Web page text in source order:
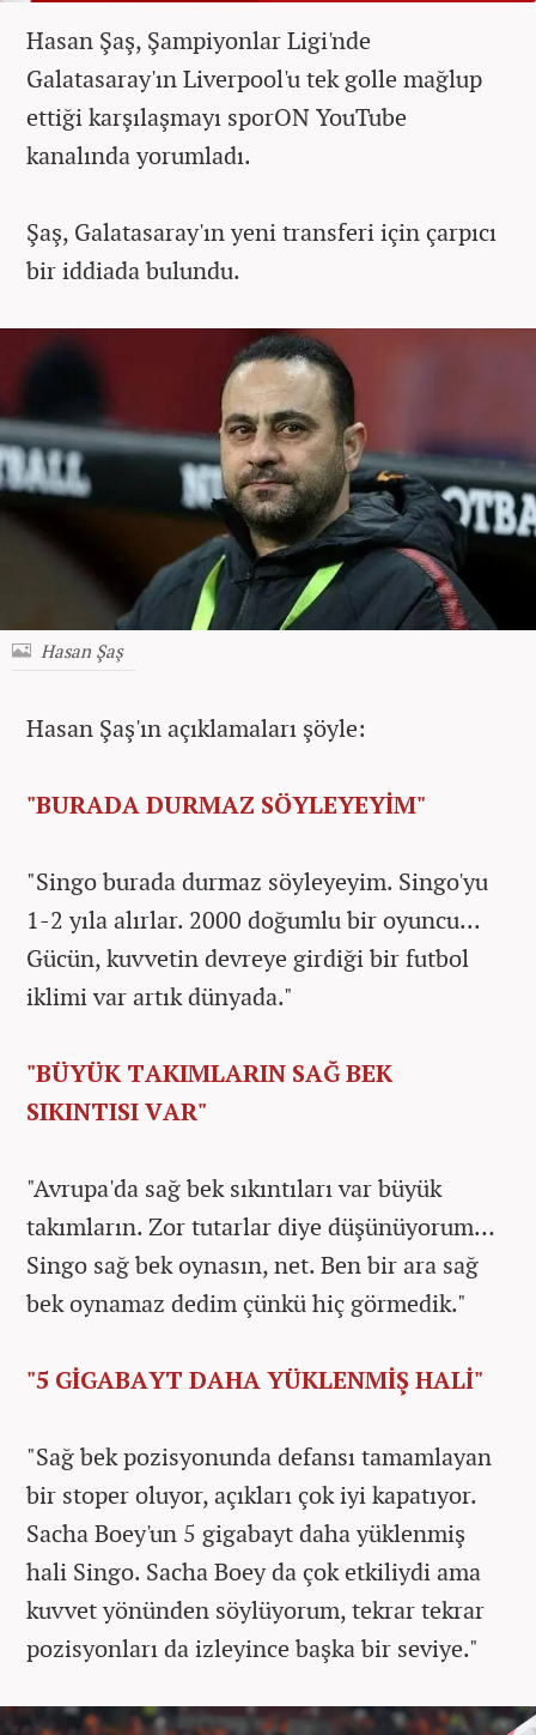
Hasan Şaş, Şampiyonlar Ligi'nde
Galatasaray'ın Liverpool'u tek golle mağlup
ettiği karşılaşmayı sporON YouTube
kanalında yorumladı.
Şaş, Galatasaray'ın yeni transferi için çarpıcı
bir iddiada bulundu.
Hasan Şaş
Hasan Şaş'ın açıklamaları şöyle:
"BURADA DURMAZ SÖYLEYEYİM"
"Singo burada durmaz söyleyeyim. Singo'yu
1-2 yıla alırlar. 2000 doğumlu bir oyuncu...
Gücün, kuvvetin devreye girdiği bir futbol
iklimi var artık dünyada."
"BÜYÜK TAKIMLARIN SAĞ BEK
SIKINTISI VAR"
"Avrupa'da sağ bek sıkıntıları var büyük
takımların. Zor tutarlar diye düşünüyorum…
Singo sağ bek oynasın, net. Ben bir ara sağ
bek oynamaz dedim çünkü hiç görmedik."
"5 GİGABAYT DAHA YÜKLENMİŞ HALİ"
"Sağ bek pozisyonunda defansı tamamlayan
bir stoper oluyor, açıkları çok iyi kapatıyor.
Sacha Boey'un 5 gigabayt daha yüklenmiş
hali Singo. Sacha Boey da çok etkiliydi ama
kuvvet yönünden söylüyorum, tekrar tekrar
pozisyonları da izleyince başka bir seviye."